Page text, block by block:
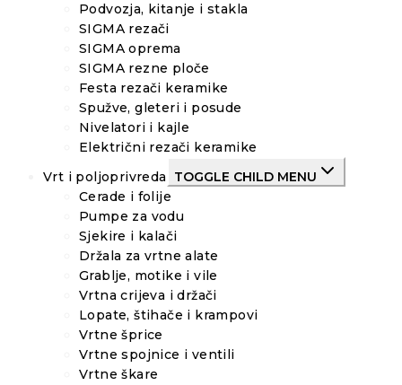
Podvozja, kitanje i stakla
SIGMA rezači
SIGMA oprema
SIGMA rezne ploče
Festa rezači keramike
Spužve, gleteri i posude
Nivelatori i kajle
Električni rezači keramike
Vrt i poljoprivreda
TOGGLE CHILD MENU
Cerade i folije
Pumpe za vodu
Sjekire i kalači
Držala za vrtne alate
Grablje, motike i vile
Vrtna crijeva i držači
Lopate, štihače i krampovi
Vrtne šprice
Vrtne spojnice i ventili
Vrtne škare